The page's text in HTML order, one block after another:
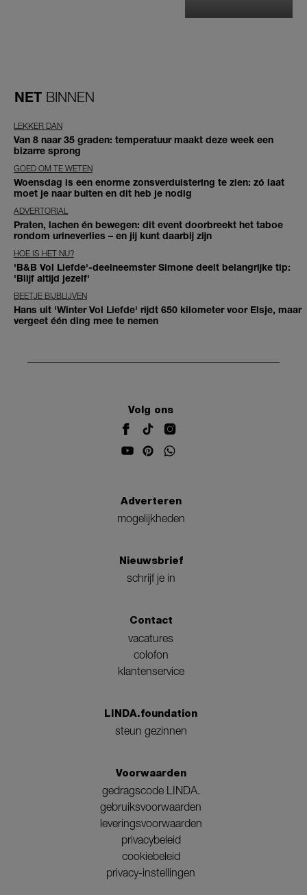
NET BINNEN
LEKKER DAN
Van 8 naar 35 graden: temperatuur maakt deze week een
bizarre sprong
GOED OM TE WETEN
Woensdag is een enorme zonsverduistering te zien: zó laat
moet je naar buiten en dit heb je nodig
ADVERTORIAL
Praten, lachen én bewegen: dit event doorbreekt het taboe
rondom urineverlies – en jij kunt daarbij zijn
HOE IS HET NU?
'B&B Vol Liefde'-deelneemster Simone deelt belangrijke tip:
'Blijf altijd jezelf'
BEETJE BIJBLIJVEN
Hans uit 'Winter Vol Liefde' rijdt 650 kilometer voor Elsje, maar
vergeet één ding mee te nemen
Volg ons
Adverteren
mogelijkheden
Nieuwsbrief
schrijf je in
Contact
vacatures
colofon
klantenservice
LINDA.foundation
steun gezinnen
Voorwaarden
gedragscode LINDA.
gebruiksvoorwaarden
leveringsvoorwaarden
privacybeleid
cookiebeleid
privacy-instellingen